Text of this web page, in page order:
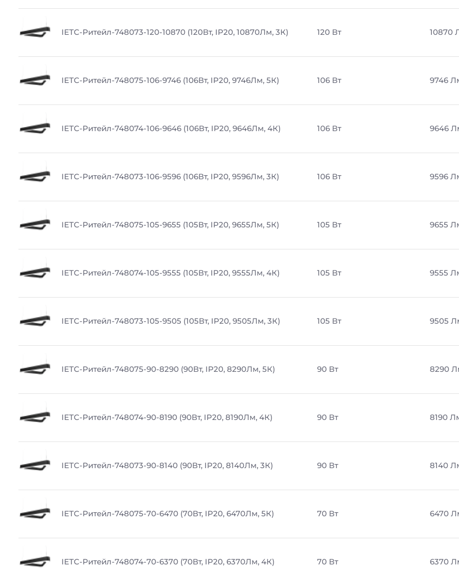
IETC-Ритейл-748073-120-10870 (120Вт, IP20, 10870Лм, 3К) 120 Вт 10870
IETC-Ритейл-748075-106-9746 (106Вт, IP20, 9746Лм, 5К) 106 Вт 9746
IETC-Ритейл-748074-106-9646 (106Вт, IP20, 9646Лм, 4К) 106 Вт 9646
IETC-Ритейл-748073-106-9596 (106Вт, IP20, 9596Лм, 3К) 106 Вт 9596
IETC-Ритейл-748075-105-9655 (105Вт, IP20, 9655Лм, 5К) 105 Вт 9655
IETC-Ритейл-748074-105-9555 (105Вт, IP20, 9555Лм, 4К) 105 Вт 9555
IETC-Ритейл-748073-105-9505 (105Вт, IP20, 9505Лм, 3К) 105 Вт 9505
IETC-Ритейл-748075-90-8290 (90Вт, IP20, 8290Лм, 5К) 90 Вт 8290
IETC-Ритейл-748074-90-8190 (90Вт, IP20, 8190Лм, 4К) 90 Вт 8190
IETC-Ритейл-748073-90-8140 (90Вт, IP20, 8140Лм, 3К) 90 Вт 8140
IETC-Ритейл-748075-70-6470 (70Вт, IP20, 6470Лм, 5К) 70 Вт 6470
IETC-Ритейл-748074-70-6370 (70Вт, IP20, 6370Лм, 4К) 70 Вт 6370